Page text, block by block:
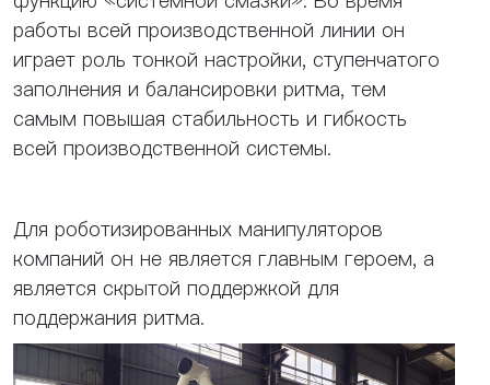
работы всей производственной линии он
играет роль тонкой настройки, ступенчатого
заполнения и балансировки ритма, тем
самым повышая стабильность и гибкость
всей производственной системы.
Для роботизированных манипуляторов
компаний он не является главным героем, а
является скрытой поддержкой для
поддержания ритма.